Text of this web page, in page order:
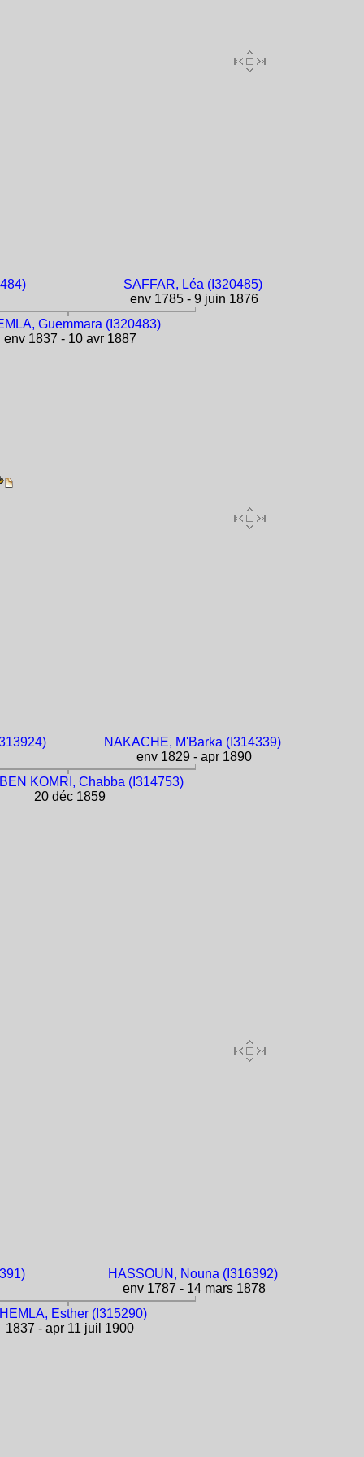
SAFFAR, Léa (I320485)
env 1785 - 9 juin 1876
Guemmara (I320483)
env 1837 - 10 avr 1887
NAKACHE, M'Barka (I314339)
env 1829 - apr 1890
KOMRI, Chabba (I314753)
20 déc 1859
HASSOUN, Nouna (I316392)
env 1787 - 14 mars 1878
Esther (I315290)
1837 - apr 11 juil 1900